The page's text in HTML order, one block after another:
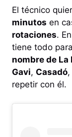
El técnico
minutos en
rotaciones.
tiene todo
nombre de La
Gavi, Casadó,
repetir con él.